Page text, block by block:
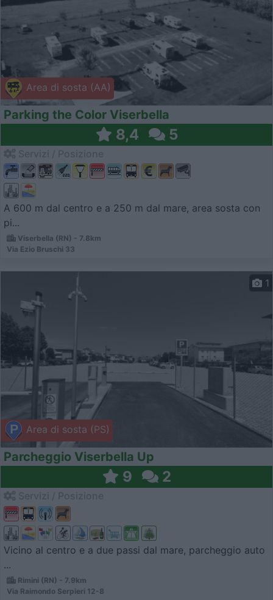
Area di sosta (AA)
Parking the Color Viserbella
8,4 5
A 600 m dal centro e a 250 m dal mare, area sosta con
pi...
Viserbella (RN) - 7.8km
Via Ezio Bruschi 33
Area di sosta (PS)
1
Parcheggio Viserbella Up
9 2
Vicino al centro e a due passi dal mare, parcheggio auto
...
Rimini (RN) - 7.9km
Via Raimondo Serpieri 12-8